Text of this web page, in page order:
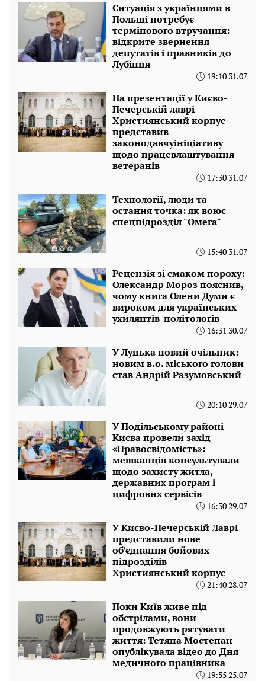
Ситуація з українцями в
Польщі потребує
термінового втручання:
відкрите звернення
депутатів і правників до
Лубінця
19:10 31.07
На презентації у Києво-
Печерській лаврі
Християнський корпус
представив
законодавчуініціативу
щодо працевлаштування
ветеранів
17:30 31.07
Технології, люди та
остання точка: як воює
спецпідрозділ "Омега"
15:40 31.07
Рецензія зі смаком пороху:
Олександр Мороз пояснив,
чому книга Олени Думи є
вироком для українських
ухилянтів-політологів
16:31 30.07
У Луцька новий очільник:
новим в.о. міського голови
став Андрій Разумовський
20:10 29.07
У Подільському районі
Києва провели захід
«Правосвідомість»:
мешканців консультували
щодо захисту житла,
державних програм і
цифрових сервісів
16:30 29.07
У Києво-Печерській Лаврі
представили нове
об’єднання бойових
підрозділів —
Християнський корпус
21:40 28.07
Поки Київ живе під
обстрілами, вони
продовжують рятувати
життя: Тетяна Мостепан
опублікувала відео до Дня
медичного працівника
19:55 25.07